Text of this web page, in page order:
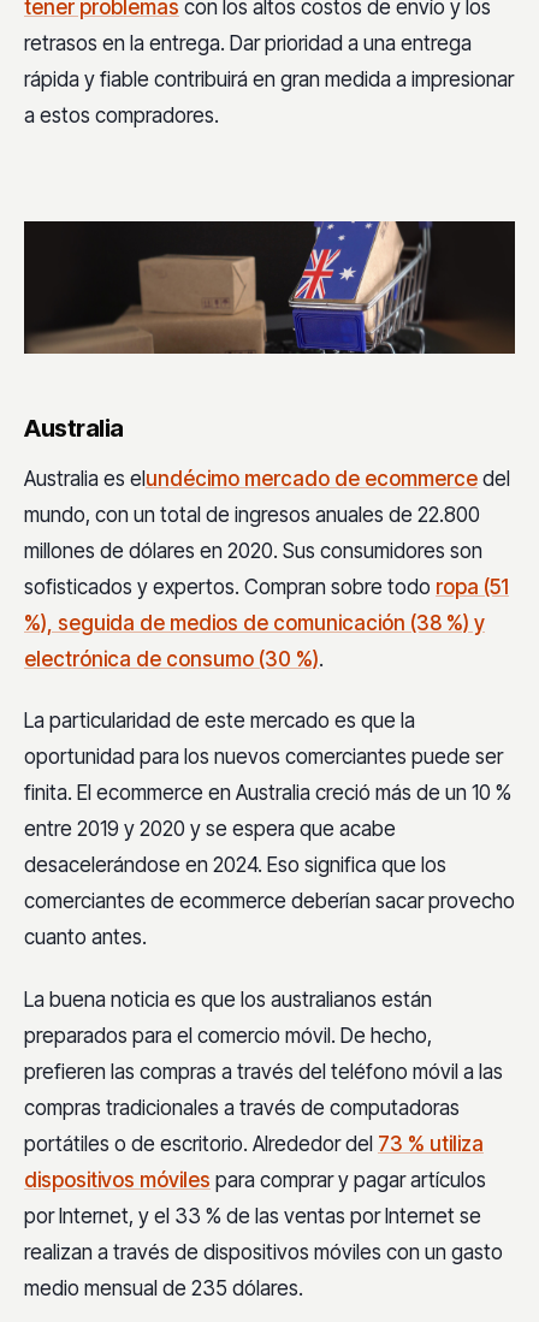
tener problemas con los altos costos de envío y los
retrasos en la entrega. Dar prioridad a una entrega
rápida y fiable contribuirá en gran medida a impresionar
a estos compradores.
Australia
Australia es el undécimo mercado de ecommerce del
mundo, con un total de ingresos anuales de 22.800
millones de dólares en 2020. Sus consumidores son
sofisticados y expertos. Compran sobre todo ropa (51
%), seguida de medios de comunicación (38 %) y
electrónica de consumo (30 %).
La particularidad de este mercado es que la
oportunidad para los nuevos comerciantes puede ser
finita. El ecommerce en Australia creció más de un 10 %
entre 2019 y 2020 y se espera que acabe
desacelerándose en 2024. Eso significa que los
comerciantes de ecommerce deberían sacar provecho
cuanto antes.
La buena noticia es que los australianos están
preparados para el comercio móvil. De hecho,
prefieren las compras a través del teléfono móvil a las
compras tradicionales a través de computadoras
portátiles o de escritorio. Alrededor del 73 % utiliza
dispositivos móviles para comprar y pagar artículos
por Internet, y el 33 % de las ventas por Internet se
realizan a través de dispositivos móviles con un gasto
medio mensual de 235 dólares.